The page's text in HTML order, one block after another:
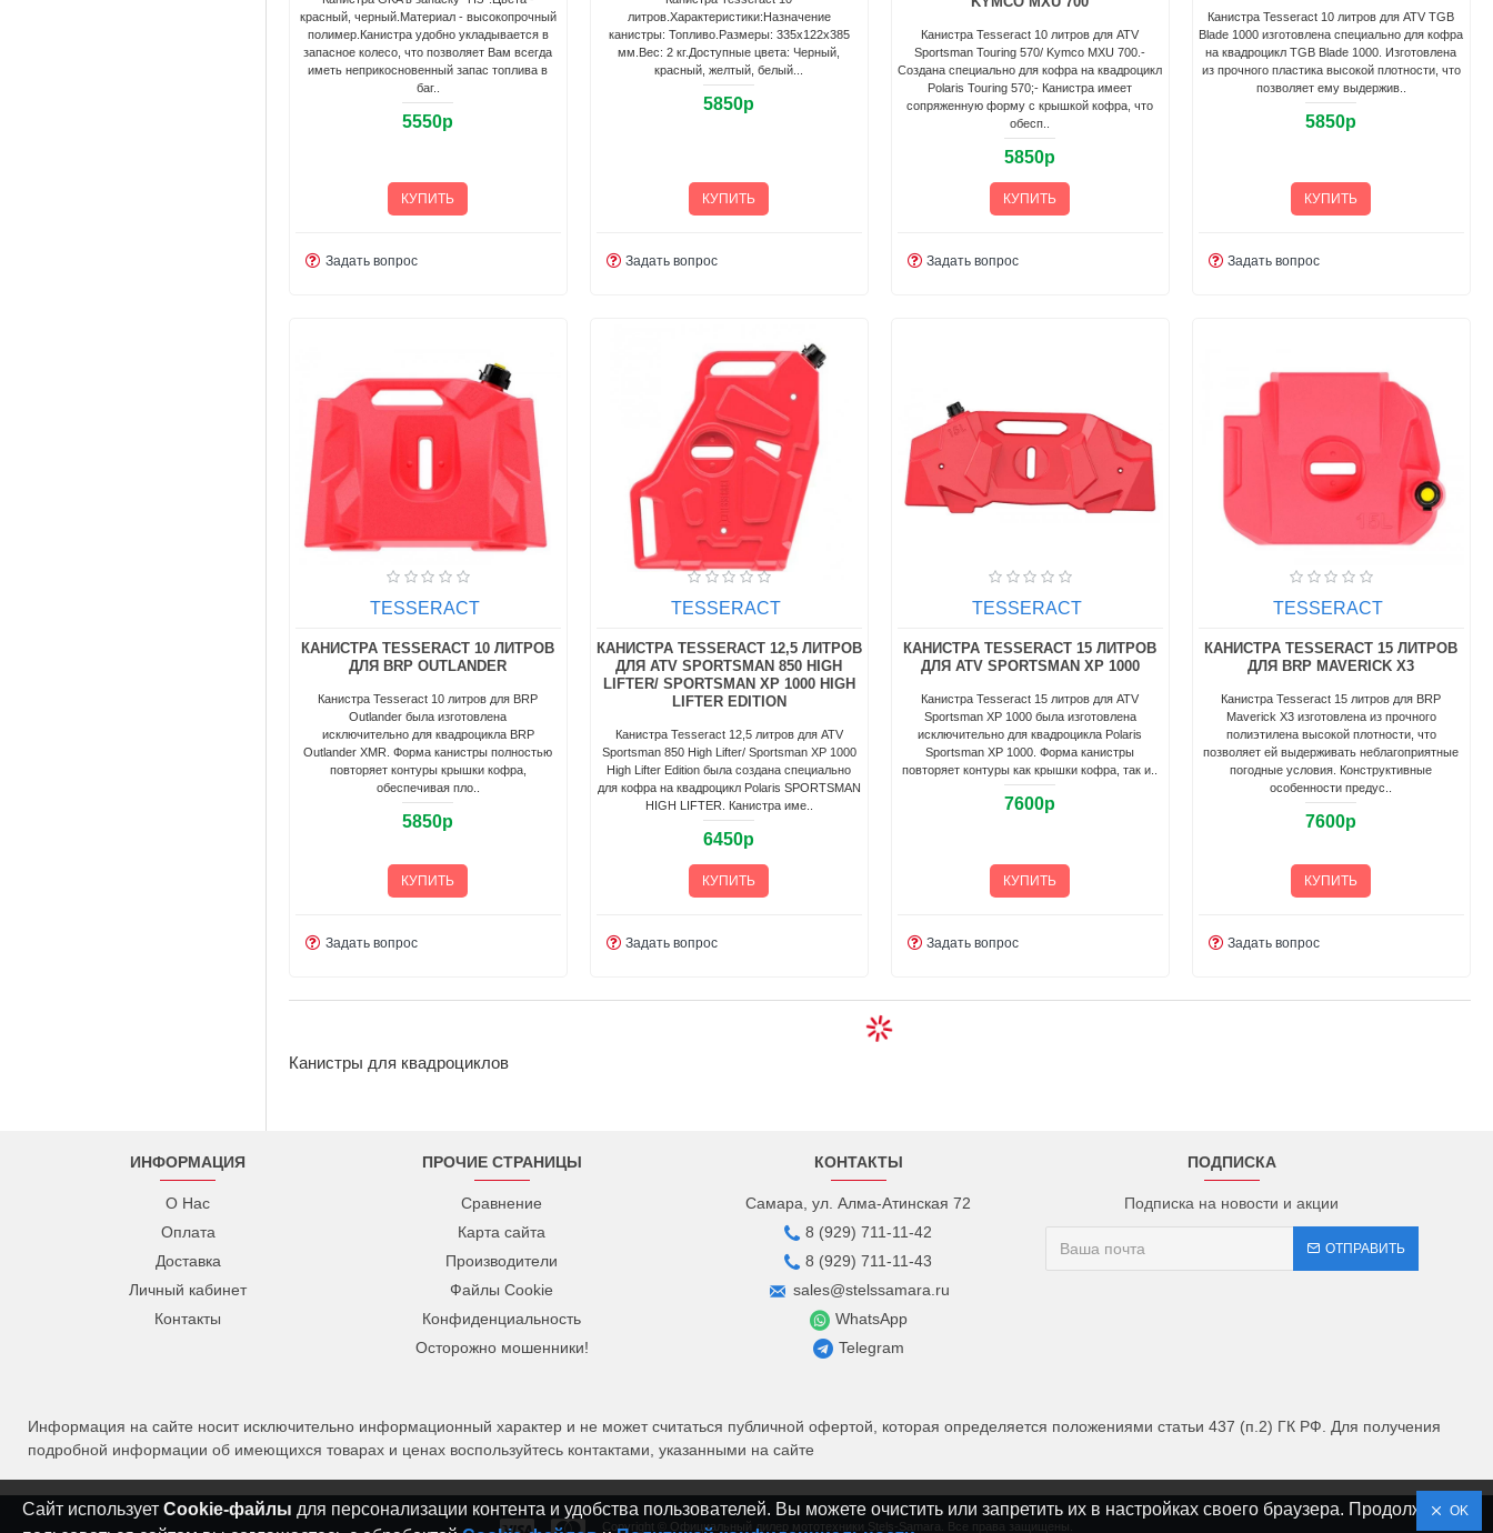
Канистры для квадроциклов
красный, черный.Материал - высокопрочный
полимер.Канистра удобно укладывается в
запасное колесо, что позволяет Вам всегда
иметь неприкосновенный запас топлива в
баг..
5550р
КУПИТЬ
Задать вопрос
литров.Характеристики:Назначение
канистры: Топливо.Размеры: 335х122х385
мм.Вес: 2 кг.Доступные цвета: Черный,
красный, желтый, белый...
5850р
КУПИТЬ
Задать вопрос
Канистра Tesseract 10 литров для ATV
Sportsman Touring 570/ Kymco MXU 700.-
Создана специально для кофра на квадроцикл
Polaris Touring 570;- Канистра имеет
сопряженную форму с крышкой кофра, что
обесп..
5850р
КУПИТЬ
Задать вопрос
Канистра Tesseract 10 литров для ATV TGB
Blade 1000 изготовлена ​​специально для кофра
на квадроцикл TGB Blade 1000. Изготовлена
из прочного пластика высокой плотности, что
позволяет ему выдержив..
5850р
КУПИТЬ
Задать вопрос
TESSERACT
КАНИСТРА TESSERACT 10 ЛИТРОВ
ДЛЯ BRP OUTLANDER
Канистра Tesseract 10 литров для BRP
Outlander была изготовлена
исключительно для квадроцикла BRP
Outlander XMR. Форма канистры полностью
повторяет контуры крышки кофра,
обеспечивая пло..
5850р
КУПИТЬ
Задать вопрос
TESSERACT
КАНИСТРА TESSERACT 12,5 ЛИТРОВ
ДЛЯ ATV SPORTSMAN 850 HIGH
LIFTER/ SPORTSMAN XP 1000 HIGH
LIFTER EDITION
Канистра Tesseract 12,5 литров для ATV
Sportsman 850 High Lifter/ Sportsman XP 1000
High Lifter Edition была создана специально
для кофра на квадроцикл Polaris SPORTSMAN
HIGH LIFTER. Канистра име..
6450р
КУПИТЬ
Задать вопрос
TESSERACT
КАНИСТРА TESSERACT 15 ЛИТРОВ
ДЛЯ ATV SPORTSMAN XP 1000
Канистра Tesseract 15 литров для ATV
Sportsman XP 1000 была изготовлена
исключительно для квадроцикла Polaris
Sportsman XP 1000. Форма канистры
повторяет контуры как крышки кофра, так и..
7600р
КУПИТЬ
Задать вопрос
TESSERACT
КАНИСТРА TESSERACT 15 ЛИТРОВ
ДЛЯ BRP MAVERICK X3
Канистра Tesseract 15 литров для BRP
Maverick X3 изготовлена из прочного
полиэтилена высокой плотности, что
позволяет ей выдерживать неблагоприятные
погодные условия. Конструктивные
особенности предус..
7600р
КУПИТЬ
Задать вопрос
ИНФОРМАЦИЯ
О Нас
Оплата
Доставка
Личный кабинет
Контакты
ПРОЧИЕ СТРАНИЦЫ
Сравнение
Карта сайта
Производители
Файлы Cookie
Конфиденциальность
Осторожно мошенники!
КОНТАКТЫ
Самара, ул. Алма-Атинская 72
8 (929) 711-11-42
8 (929) 711-11-43
sales@stelssamara.ru
WhatsApp
Telegram
ПОДПИСКА
Подписка на новости и акции
ОТПРАВИТЬ
Информация на сайте носит исключительно информационный характер и не может считаться публичной офертой, которая определяется положениями статьи 437 (п.2) ГК РФ. Для получения
подробной информации об имеющихся товарах и ценах воспользуйтесь контактами, указанными на сайте
Copyright © Официальный дилер мототехники Stels-Samara. Все права защищены.
OK
Сайт использует Cookie-файлы для персонализации контента и удобства пользователей. Вы можете очистить или запретить их в настройках своего браузера. Продолжая